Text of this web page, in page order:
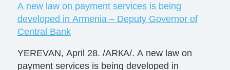
A new law on payment services is being
developed in Armenia – Deputy Governor of
Central Bank
YEREVAN, April 28. /ARКА/. A new law on
payment services is being developed in